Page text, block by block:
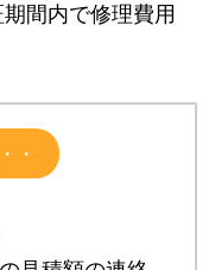
間内で修理費用
・